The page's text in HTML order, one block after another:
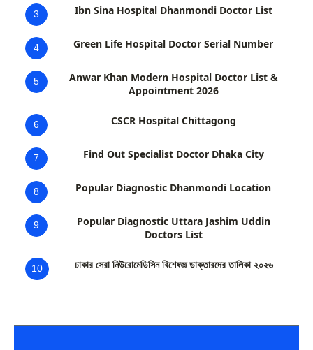
3 Ibn Sina Hospital Dhanmondi Doctor List
4 Green Life Hospital Doctor Serial Number
5
Anwar Khan Modern Hospital Doctor List &
Appointment 2026
6 CSCR Hospital Chittagong
7 Find Out Specialist Doctor Dhaka City
8 Popular Diagnostic Dhanmondi Location
9
Popular Diagnostic Uttara Jashim Uddin
Doctors List
10 ঢাকার সেরা নিউরোমেডিসিন বিশেষজ্ঞ ডাক্তারদের তালিকা ২০২৬